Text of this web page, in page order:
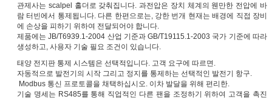
관제사는 scalpel 홀더로 갖춰집니다. 과전압은 장치 체계의 웬만한 전압에 바
람 터빈에서 통제됩니다. 다른 한편으로는, 강한 번개 현재는 배경에 직접 장비
에 손상을 피하기 위하여 전달되어야 합니다.
제품에는 JB/T6939.1-2004 산업 기준과 GB/T19115.1-2003 국가 기준에 따라
생성하고, 사용자 기술 필요 조건이 있습니다.
태양 전지판 통제 시스템은 선택적입니다. 고객 요구에 따르면.
자동적으로 발전기의 시작 그리고 정지를 통제하는 선택적인 발전기 항구.
Modbus 통신 프로토콜을 채택하십시오. 이차 발달을 위해 편리한.
기술 명세는 RS485를 통해 직업적인 다른 팬을 조정하기 위하여 고객을 촉진